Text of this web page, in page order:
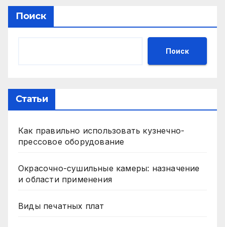
Поиск
Поиск
Статьи
Как правильно использовать кузнечно-
прессовое оборудование
Окрасочно-сушильные камеры: назначение
и области применения
Виды печатных плат